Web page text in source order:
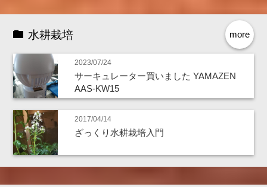
more
水耕栽培
2023/07/24
サーキュレーター買いました YAMAZEN
AAS-KW15
2017/04/14
ざっくり水耕栽培入門